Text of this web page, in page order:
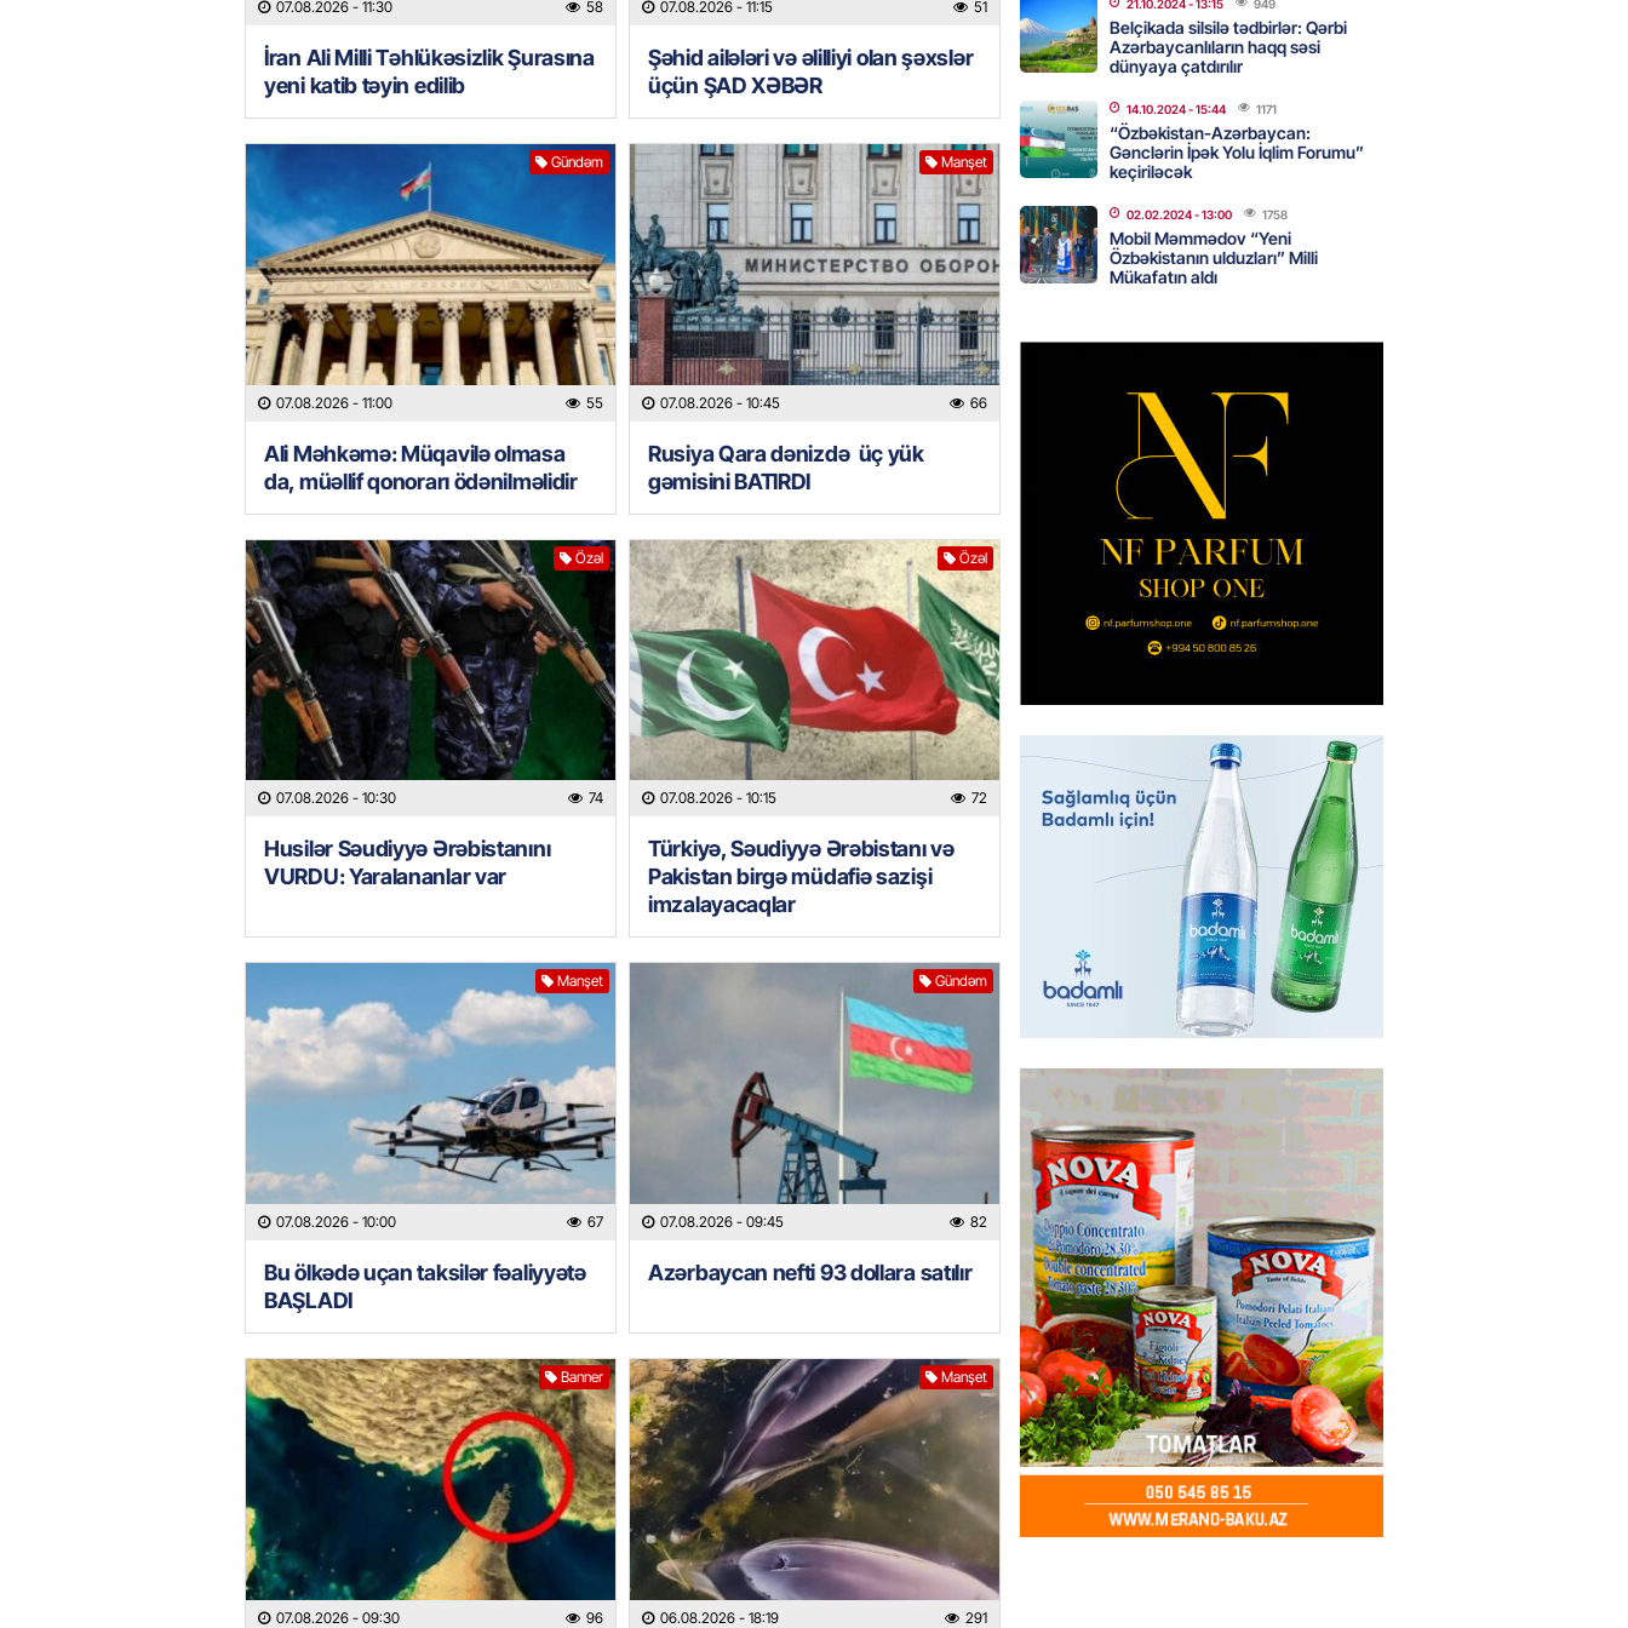
07.08.2026 - 11:30 58
İran Ali Milli Təhlükəsizlik Şurasına
yeni katib təyin edilib
07.08.2026 - 11:15 51
Şəhid ailələri və əlilliyi olan şəxslər
üçün ŞAD XƏBƏR
Gündəm
07.08.2026 - 11:00 55
Ali Məhkəmə: Müqavilə olmasa
da, müəllif qonorarı ödənilməlidir
Manşet
07.08.2026 - 10:45 66
Rusiya Qara dənizdə üç yük
gəmisini BATIRDI
Özəl
07.08.2026 - 10:30 74
Husilər Səudiyyə Ərəbistanını
VURDU: Yaralananlar var
Özəl
07.08.2026 - 10:15 72
Türkiyə, Səudiyyə Ərəbistanı və
Pakistan birgə müdafiə sazişi
imzalayacaqlar
Manşet
07.08.2026 - 10:00 67
Bu ölkədə uçan taksilər fəaliyyətə
BAŞLADI
Gündəm
07.08.2026 - 09:45 82
Azərbaycan nefti 93 dollara satılır
Banner
07.08.2026 - 09:30 96
Manşet
06.08.2026 - 18:19 291
toplayır?
06.08.2026- 17:30
GÜNDƏM
Əsaslı təmirdən çıxan məktəbdə nələr
dəyişib? – REPORTAJ
06.08.2026- 17:15
GÜNDƏM
- 17:00
David Seliverstov yayılan iddialarla
bağlı açıqlama verib: “İddiaların
əhəmiyyətli hissəsi həqiqəti əks
- 16:45
əl-Şeybani ilə görüşüb
06.08.2026- 16:45 206
GÜNDƏM
Məleykə Abbaszadə abituriyentlərə
çağırış etdi: MÜTLƏQ OXUYUN!
06.08.2026 120
YAP Səbail rayon təşkilatında
“Şəhərsalma və Memarlıq İli”
çərçivəsində “91-lər” və partiya
FOTOLAR
- 16:17
GÜNDƏM
Tramp Heqsetdən niyə narazıdır?
06.08.2026- 16:15 109
GÜNDƏM
Azərbaycanın UNESCO-dakı yeni
nümayəndəsi kimdir? – DOSYE
06.08.2026- 16:00 95
HADISƏ
Sərhədlərimizi pozan 26 nəfər tutuldu
06.08.2026- 15:45
21.10.2024- 13:15 949
Belçikada silsilə tədbirlər: Qərbi
Azərbaycanlıların haqq səsi
dünyaya çatdırılır
14.10.2024- 15:44 1171
“Özbəkistan-Azərbaycan:
Gənclərin İpək Yolu İqlim Forumu”
keçiriləcək
02.02.2024- 13:00 1758
Mobil Məmmədov “Yeni
Özbəkistanın ulduzları” Milli
Mükafatın aldı